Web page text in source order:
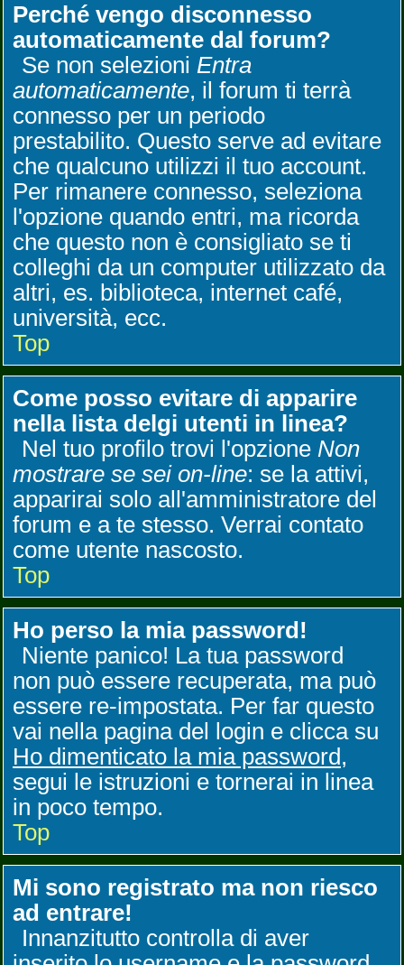
Perché vengo disconnesso
automaticamente dal forum?
Se non selezioni Entra
automaticamente, il forum ti terrà
connesso per un periodo
prestabilito. Questo serve ad evitare
che qualcuno utilizzi il tuo account.
Per rimanere connesso, seleziona
l'opzione quando entri, ma ricorda
che questo non è consigliato se ti
colleghi da un computer utilizzato da
altri, es. biblioteca, internet café,
università, ecc.
Top
Come posso evitare di apparire
nella lista delgi utenti in linea?
Nel tuo profilo trovi l'opzione Non
mostrare se sei on-line: se la attivi,
apparirai solo all'amministratore del
forum e a te stesso. Verrai contato
come utente nascosto.
Top
Ho perso la mia password!
Niente panico! La tua password
non può essere recuperata, ma può
essere re-impostata. Per far questo
vai nella pagina del login e clicca su
Ho dimenticato la mia password,
segui le istruzioni e tornerai in linea
in poco tempo.
Top
Mi sono registrato ma non riesco
ad entrare!
Innanzitutto controlla di aver